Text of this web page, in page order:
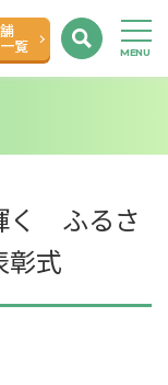
覧
く ふるさ
彰式